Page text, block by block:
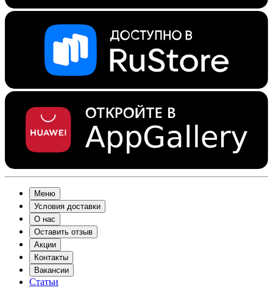
Меню
Условия доставки
О нас
Оставить отзыв
Акции
Контакты
Вакансии
Статьи